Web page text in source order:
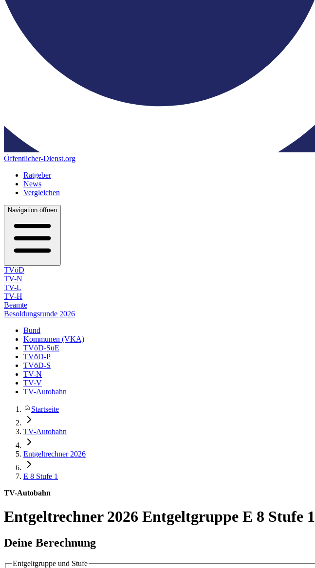
Öffentlicher-Dienst.org
Ratgeber
News
Vergleichen
Navigation öffnen
TVöD
TV-N
TV-L
TV-H
Beamte
Besoldungsrunde 2026
Bund
Kommunen (VKA)
TVöD-SuE
TVöD-P
TVöD-S
TV-N
TV-V
TV-Autobahn
Startseite
TV-Autobahn
Entgeltrechner 2026
E 8 Stufe 1
TV-Autobahn
Entgeltrechner 2026 Entgeltgruppe E 8 Stufe 1
Deine Berechnung
Entgeltgruppe und Stufe